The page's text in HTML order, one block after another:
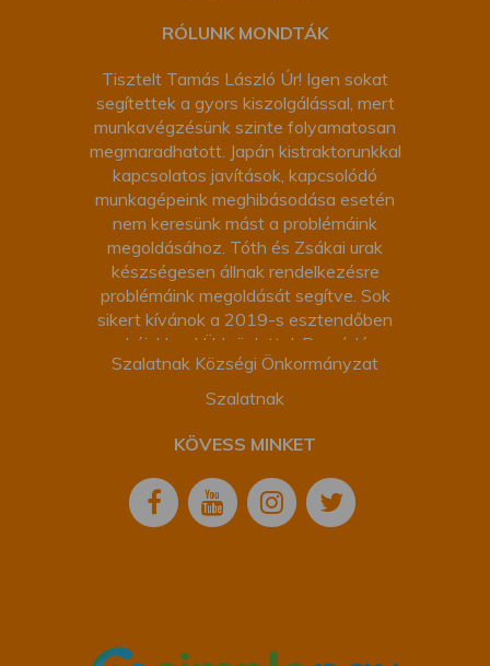
RÓLUNK MONDTÁK
Tisztelt Tamás László Úr! Igen sokat
segítettek a gyors kiszolgálással, mert
munkavégzésünk szinte folyamatosan
megmaradhatott. Japán kistraktorunkkal
kapcsolatos javítások, kapcsolódó
munkagépeink meghibásodása esetén
nem keresünk mást a problémáink
megoldásához. Tóth és Zsákai urak
készségesen állnak rendelkezésre
problémáink megoldását segítve. Sok
sikert kívánok a 2019-s esztendőben
munkájukhoz! Üdvözlettel: Bregó János
polgármester
Szalatnak Községi Önkormányzat
Szalatnak
KÖVESS MINKET